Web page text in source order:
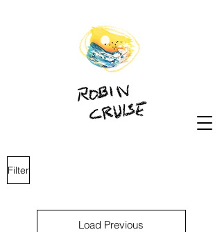
Filter
Load Previous